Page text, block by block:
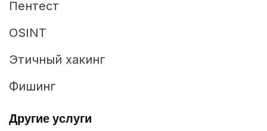
Пентест
OSINT
Этичный хакинг
Фишинг
Другие услуги